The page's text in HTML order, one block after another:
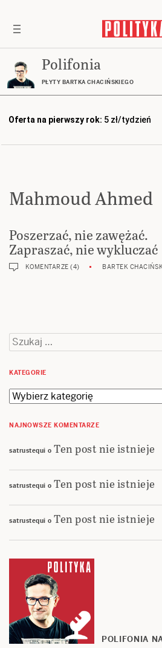
Polifonia
PŁYTY BARTKA CHACIŃSKIEGO
Oferta na pierwszy rok: 5 zł/tydzień
Mahmoud Ahmed
Poszerzać, nie zawężać.
Zapraszać, nie wykluczać
KOMENTARZE (4) BARTEK
Szukaj:
KATEGORIE
Kategorie
NAJNOWSZE KOMENTARZE
satrustequi o Ten post nie istnieje
satrustequi o Ten post nie istnieje
satrustequi o Ten post nie istnieje
POLIFONIA